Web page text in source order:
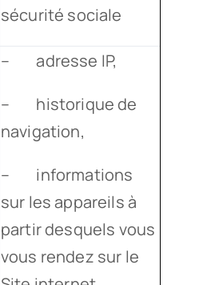
sécurité sociale
– adresse IP,
– historique de
navigation,
– informations
sur les appareils à
partir desquels vous
vous rendez sur le